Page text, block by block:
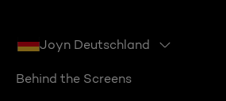
Joyn Deutschland
Behind the Screens